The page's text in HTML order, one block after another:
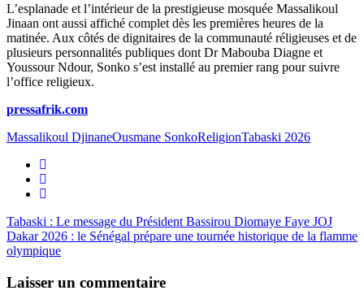
L’esplanade et l’intérieur de la prestigieuse mosquée Massalikoul
Jinaan ont aussi affiché complet dès les premières heures de la
matinée. Aux côtés de dignitaires de la communauté réligieuses et de
plusieurs personnalités publiques dont Dr Mabouba Diagne et
Youssour Ndour, Sonko s’est installé au premier rang pour suivre
l’office religieux.
pressafrik.com
Massalikoul DjinaneOusmane SonkoReligionTabaski 2026
Tabaski : Le message du Président Bassirou Diomaye Faye JOJ
Dakar 2026 : le Sénégal prépare une tournée historique de la flamme
olympique
Laisser un commentaire